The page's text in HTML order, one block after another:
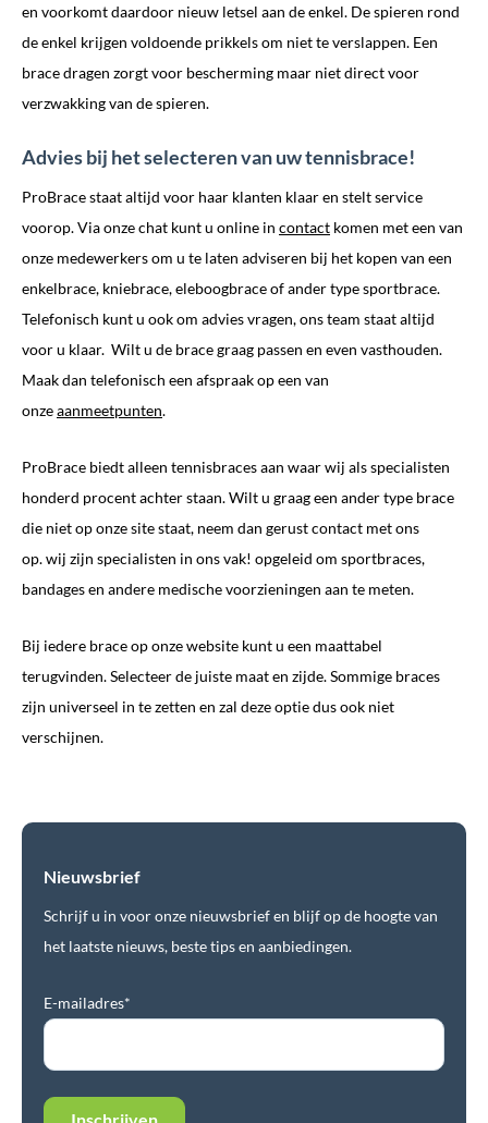
en voorkomt daardoor nieuw letsel aan de enkel. De spieren rond
de enkel krijgen voldoende prikkels om niet te verslappen. Een
brace dragen zorgt voor bescherming maar niet direct voor
verzwakking van de spieren.
Advies bij het selecteren van uw tennisbrace!
ProBrace staat altijd voor haar klanten klaar en stelt service
voorop. Via onze chat kunt u online in contact komen met een van
onze medewerkers om u te laten adviseren bij het kopen van een
enkelbrace, kniebrace, eleboogbrace of ander type sportbrace.
Telefonisch kunt u ook om advies vragen, ons team staat altijd
voor u klaar. Wilt u de brace graag passen en even vasthouden.
Maak dan telefonisch een afspraak op een van
onzeaanmeetpunten.
ProBrace biedt alleen tennisbraces aan waar wij als specialisten
honderd procent achter staan. Wilt u graag een ander type brace
die niet op onze site staat, neem dan gerust contact met ons
op. wij zijn specialisten in ons vak! opgeleid om sportbraces,
bandages en andere medische voorzieningen aan te meten.
Bij iedere brace op onze website kunt u een maattabel
terugvinden. Selecteer de juiste maat en zijde. Sommige braces
zijn universeel in te zetten en zal deze optie dus ook niet
verschijnen.
Nieuwsbrief
Schrijf u in voor onze nieuwsbrief en blijf op de hoogte van
het laatste nieuws, beste tips en aanbiedingen.
E-mailadres*